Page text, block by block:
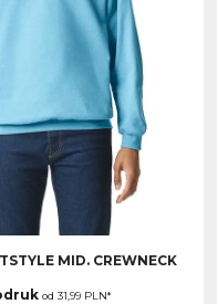
MID. CREWNECK
od 31,99 PLN*